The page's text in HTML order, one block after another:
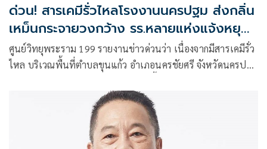
ด่วน! สารเคมีรั่วไหลโรงงานนครปฐม ส่งกลิ่น
เหม็นกระจายวงกว้าง รร.หลายแห่งแจ้งหยุด
เรียน
ศูนย์วิทยุพระราม 199 รายงานข่าวด่วนว่า เนื่องจากมีสารเคมีรั่ว
ไหล บริเวณพื้นที่ตำบลขุนแก้ว อำเภอนครชัยศรี จังหวัดนครปฐม
กรุงเทพมหานคร เจ้าหน้าที่สถานีดับเพลิงและกู้ภัยทวีวัฒนา
กำลังไปตรวจสอบหาข้อมูล เพื่อแจ้งให้ทราบอีกครั้ง